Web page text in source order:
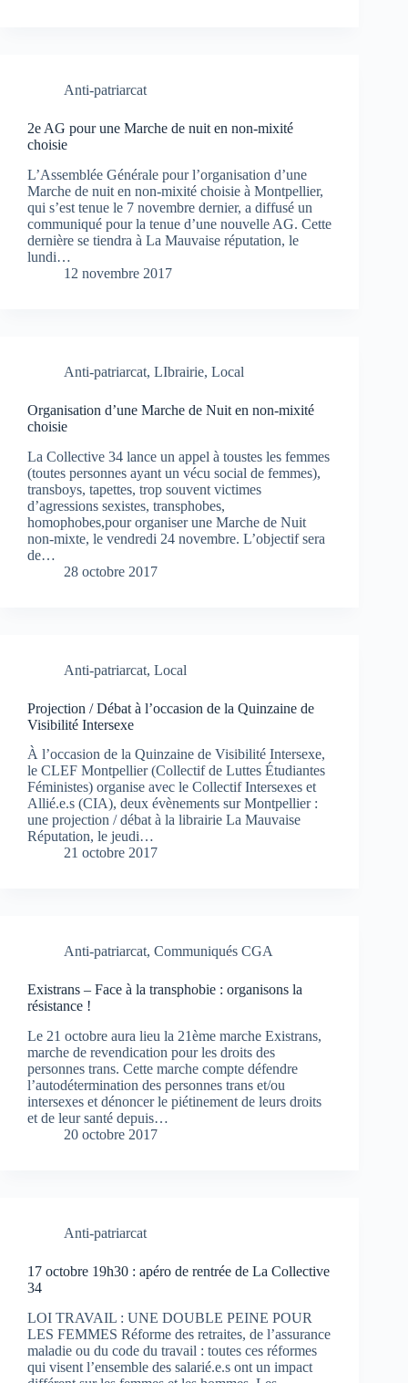
Anti-patriarcat
2e AG pour une Marche de nuit en non-mixité
choisie
L’Assemblée Générale pour l’organisation d’une
Marche de nuit en non-mixité choisie à Montpellier,
qui s’est tenue le 7 novembre dernier, a diffusé un
communiqué pour la tenue d’une nouvelle AG. Cette
dernière se tiendra à La Mauvaise réputation, le
lundi…
12 novembre 2017
Anti-patriarcat, LIbrairie, Local
Organisation d’une Marche de Nuit en non-mixité
choisie
La Collective 34 lance un appel à toustes les femmes
(toutes personnes ayant un vécu social de femmes),
transboys, tapettes, trop souvent victimes
d’agressions sexistes, transphobes,
homophobes,pour organiser une Marche de Nuit
non-mixte, le vendredi 24 novembre. L’objectif sera
de…
28 octobre 2017
Anti-patriarcat, Local
Projection / Débat à l’occasion de la Quinzaine de
Visibilité Intersexe
À l’occasion de la Quinzaine de Visibilité Intersexe,
le CLEF Montpellier (Collectif de Luttes Étudiantes
Féministes) organise avec le Collectif Intersexes et
Allié.e.s (CIA), deux évènements sur Montpellier :
une projection / débat à la librairie La Mauvaise
Réputation, le jeudi…
21 octobre 2017
Anti-patriarcat, Communiqués CGA
Existrans – Face à la transphobie : organisons la
résistance !
Le 21 octobre aura lieu la 21ème marche Existrans,
marche de revendication pour les droits des
personnes trans. Cette marche compte défendre
l’autodétermination des personnes trans et/ou
intersexes et dénoncer le piétinement de leurs droits
et de leur santé depuis…
20 octobre 2017
Anti-patriarcat
17 octobre 19h30 : apéro de rentrée de La Collective
34
LOI TRAVAIL : UNE DOUBLE PEINE POUR
LES FEMMES Réforme des retraites, de l’assurance
maladie ou du code du travail : toutes ces réformes
qui visent l’ensemble des salarié.e.s ont un impact